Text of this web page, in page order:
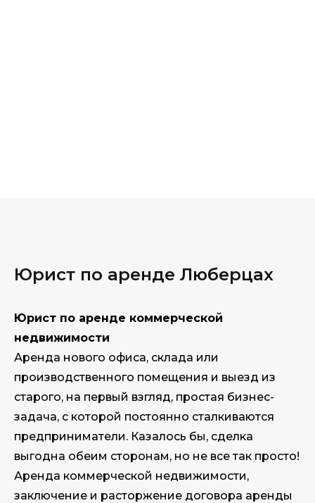
Юрист по аренде Люберцах
Юрист по аренде коммерческой
недвижимости
Аренда нового офиса, склада или
производственного помещения и выезд из
старого, на первый взгляд, простая бизнес-
задача, с которой постоянно сталкиваются
предприниматели. Казалось бы, сделка
выгодна обеим сторонам, но не все так просто!
Аренда коммерческой недвижимости,
заключение и расторжение договора аренды